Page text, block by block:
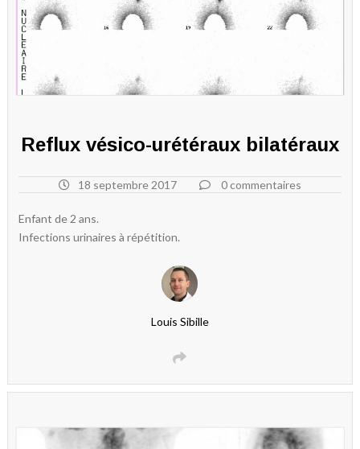
Reflux vésico-urétéraux bilatéraux
18 septembre 2017 0 commentaires
Enfant de 2 ans.
Infections urinaires à répétition.
Louis Sibille